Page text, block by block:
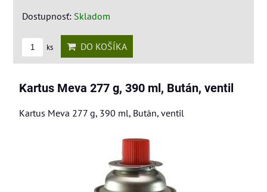
Dostupnosť: Skladom
ks DO KOŠÍKA
Kartus Meva 277 g, 390 ml, Bután, ventil
Kartus Meva 277 g, 390 ml, Bután, ventil